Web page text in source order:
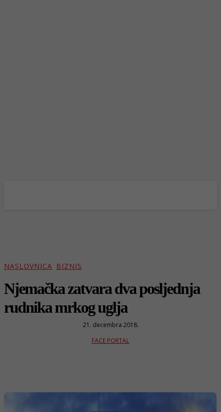
NASLOVNICA BIZNIS
Njemačka zatvara dva posljednja
rudnika mrkog uglja
21. decembra 2018.
FACE PORTAL